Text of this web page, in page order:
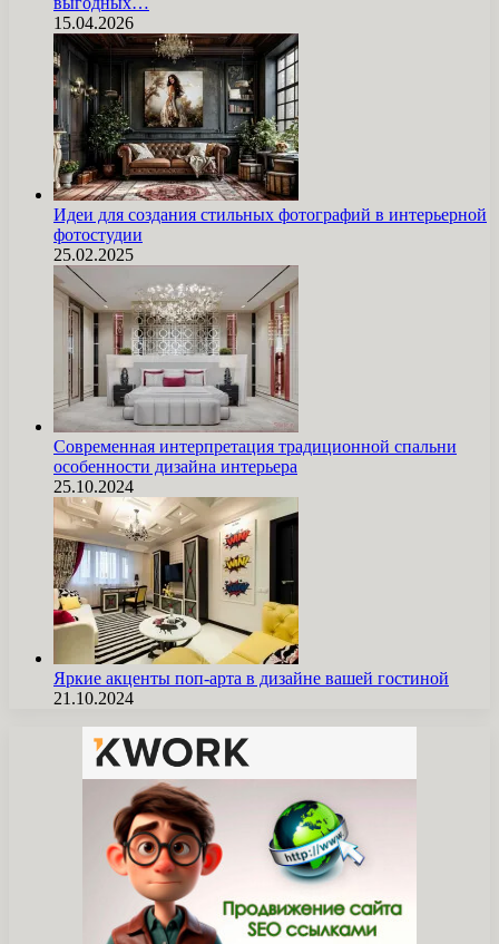
15.04.2026
Идеи для создания стильных фотографий в интерьерной
фотостудии
25.02.2025
Современная интерпретация традиционной спальни
особенности дизайна интерьера
25.10.2024
Яркие акценты поп-арта в дизайне вашей гостиной
21.10.2024